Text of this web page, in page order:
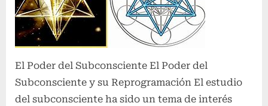
El Poder del Subconsciente El Poder del
Subconsciente y su Reprogramación El estudio
del subconsciente ha sido un tema de interés